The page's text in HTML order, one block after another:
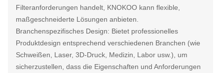
Filteranforderungen handelt, KNOKOO kann flexible,
maßgeschneiderte Lösungen anbieten.
Branchenspezifisches Design: Bietet professionelles
Produktdesign entsprechend verschiedenen Branchen (wie
Schweißen, Laser, 3D-Druck, Medizin, Labor usw.), um
sicherzustellen, dass die Eigenschaften und Anforderungen